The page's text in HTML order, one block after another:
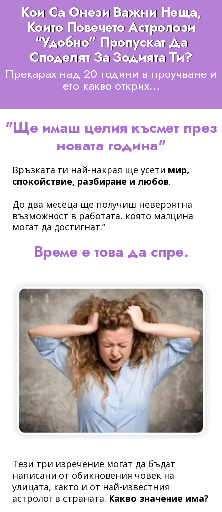
Кои Са Онези Важни Неща,
Които Повечето Астролози
“удобно” Пропускат Да
Споделят За Зодията Ти?
Прекарах над 20 години в проучване и
ето какво открих…
"Ще имаш целия късмет през
новата година"
Връзката ти най-накрая ще усети мир,
спокойствие, разбиране и любов.
До два месеца ще получиш невероятна
възможност в работата, която малцина
могат да достигнат.”
Време е това да спре.
Тези три изречение могат да бъдат
написани от обикновения човек на
улицата, както и от най-известния
астролог в страната. Какво значение има?